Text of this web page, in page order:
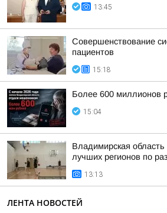
13:45
Совершенствование
пациентов
15:18
Более 600 миллионов
15:04
Владимирская область
лучших регионов по
13:13
ЛЕНТА НОВОСТЕЙ